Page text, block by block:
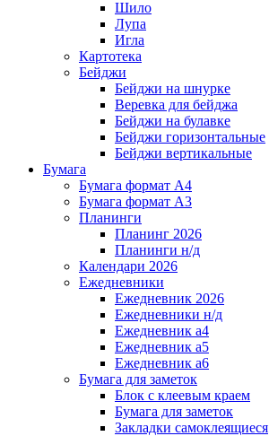
Шило
Лупа
Игла
Картотека
Бейджи
Бейджи на шнурке
Веревка для бейджа
Бейджи на булавке
Бейджи горизонтальные
Бейджи вертикальные
Бумага
Бумага формат А4
Бумага формат А3
Планинги
Планинг 2026
Планинги н/д
Календари 2026
Ежедневники
Ежедневник 2026
Ежедневники н/д
Ежедневник а4
Ежедневник а5
Ежедневник а6
Бумага для заметок
Блок с клеевым краем
Бумага для заметок
Закладки самоклеящиеся